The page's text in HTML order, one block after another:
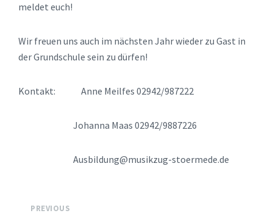
meldet euch!
Wir freuen uns auch im nächsten Jahr wieder zu Gast in
der Grundschule sein zu dürfen!
Kontakt: Anne Meilfes 02942/987222
Johanna Maas 02942/9887226
Ausbildung@musikzug-stoermede.de
PREVIOUS